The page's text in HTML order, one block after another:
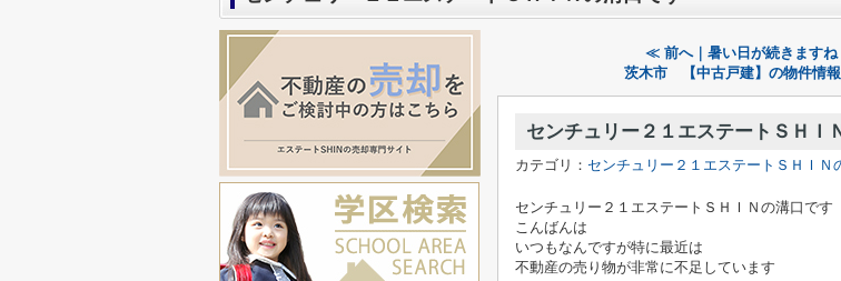
≪ 前へ｜暑い日が続きますね
茨木市 【中古戸建】の物件情
センチュリー２１エステートＳＨＩ
カテゴリ： センチュリー２１エステートＳＨＩＮ
センチュリー２１エステートＳＨＩＮの溝口です
こんばんは
いつもなんですが特に最近は
不動産の売り物が非常に不足しています